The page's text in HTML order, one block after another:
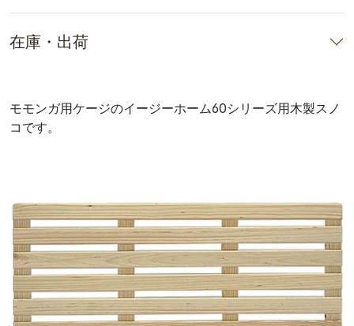
在庫・出荷
モモンガ用ケージのイージーホーム60シリーズ用木製スノ
コです。